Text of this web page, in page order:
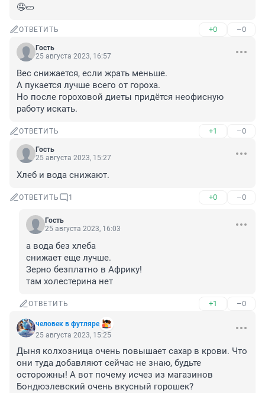
🤤🥒
ОТВЕТИТЬ +0 –0
Гость
25 августа 2023, 16:57
Вес снижается, если жрать меньше.
А пукается лучше всего от гороха.
Но после гороховой диеты придётся неофисную
работу искать.
ОТВЕТИТЬ +1 –0
Гость
25 августа 2023, 15:27
Хлеб и вода снижают.
ОТВЕТИТЬ 1 +0 –0
Гость
25 августа 2023, 16:03
а вода без хлеба
снижает еще лучше.
Зерно безплатно в Африку!
там холестерина нет
ОТВЕТИТЬ +1 –0
человек в футляре
25 августа 2023, 15:25
Дыня колхозница очень повышает сахар в крови. Что
они туда добавляют сейчас не знаю, будьте
осторожны! А вот почему исчез из магазинов
Бондюэлевский очень вкусный горошек?